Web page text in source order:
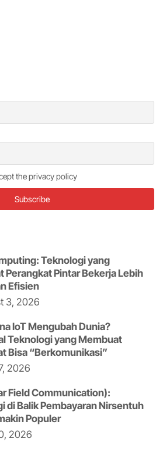
the privacy policy
Teknologi yang
Perangkat Pintar Bekerja Lebih
Efisien
3, 2026
IoT Mengubah Dunia?
Teknologi yang Membuat
Bisa “Berkomunikasi”
2026
Field Communication):
di Balik Pembayaran Nirsentuh
Populer
2026